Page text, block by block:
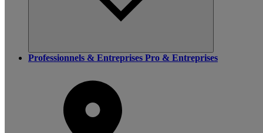
Professionnels & Entreprises Pro & Entreprises